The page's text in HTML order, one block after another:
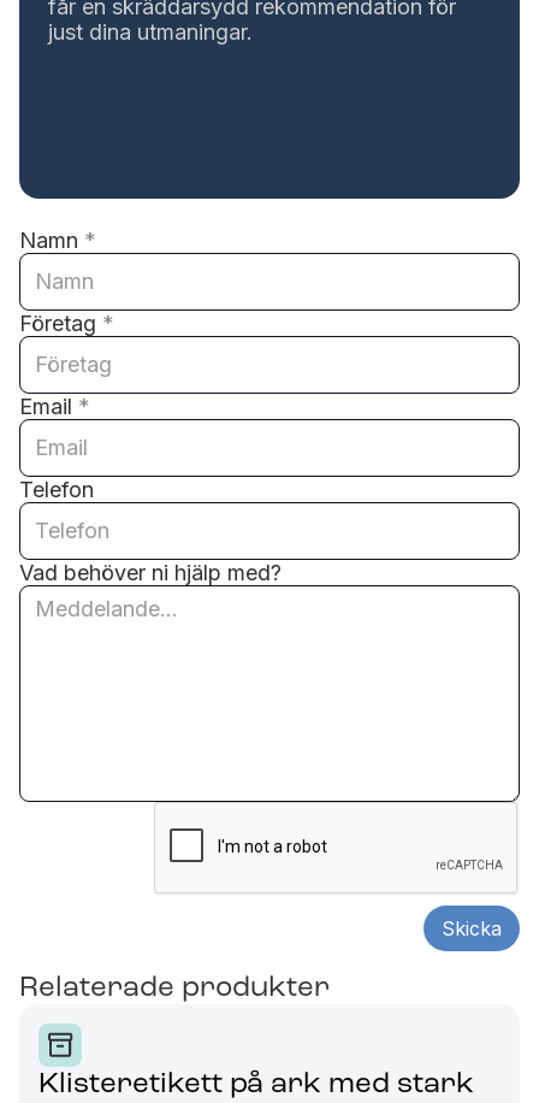
får en skräddarsydd rekommendation för
just dina utmaningar.
Namn *
Företag *
Email *
Telefon
Vad behöver ni hjälp med?
Relaterade produkter
Klisteretikett på ark med stark